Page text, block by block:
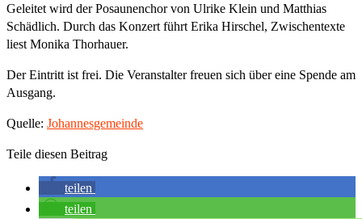
Geleitet wird der Posaunenchor von Ulrike Klein und Matthias
Schädlich. Durch das Konzert führt Erika Hirschel, Zwischentexte
liest Monika Thorhauer.
Der Eintritt ist frei. Die Veranstalter freuen sich über eine Spende am
Ausgang.
Quelle: Johannesgemeinde
Teile diesen Beitrag
teilen
teilen